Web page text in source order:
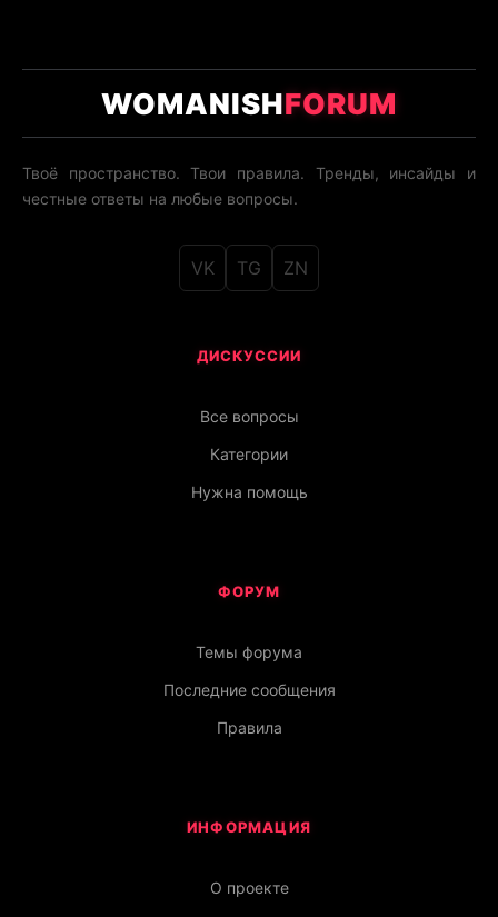
WOMANISHFORUM
Твоё пространство. Твои правила. Тренды, инсайды и
честные ответы на любые вопросы.
VK TG ZN
ДИСКУССИИ
Все вопросы
Категории
Нужна помощь
ФОРУМ
Темы форума
Последние сообщения
Правила
ИНФОРМАЦИЯ
О проекте